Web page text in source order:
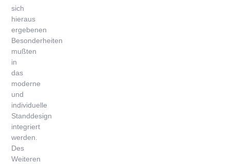
sich
hieraus
ergebenen
Besonderheiten
mußten
in
das
moderne
und
individuelle
Standdesign
integriert
werden.
Des
Weiteren